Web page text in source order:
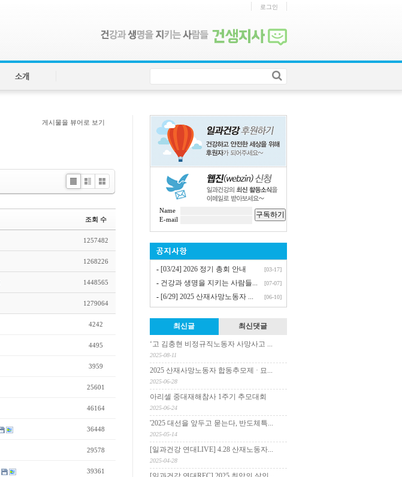
로그인
소개
게시물을 뷰어로 보기
Li
Zi
e
G
le
ry
조회 수
1257482
1268226
1448565
1279064
4242
4495
3959
25601
46164
36448
29578
39361
Name 구독하기
E-mail
- [03/24] 2026 정기 총회 안내 [03-17]
- 건강과 생명을 지키는 사람들... [07-07]
- [6/29] 2025 산재사망노동자 ... [06-10]
최신글 최신댓글
‘고 김충현 비정규직노동자 사망사고 ...
2025-08-11
2025 산재사망노동자 합동추모제 · 묘...
2025-06-28
아리셀 중대재해참사 1주기 추모대회
2025-06-24
'2025 대선을 앞두고 묻는다, 반도체특...
2025-05-14
[일과건강 연대LIVE] 4.28 산재노동자...
2025-04-28